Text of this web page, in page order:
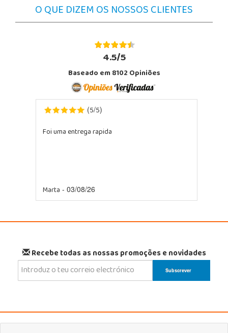
O QUE DIZEM OS NOSSOS CLIENTES
4.5/5
Baseado em 8102 Opiniões
(5/5)
Foi uma entrega rapida
Marta - 03/08/26
Recebe todas as nossas promoções e novidades